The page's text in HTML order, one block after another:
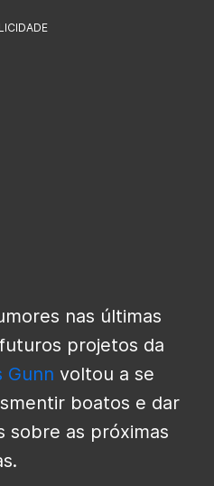
nas últimas
projetos da
Gunn voltou a se
boatos e dar
sobre as próximas